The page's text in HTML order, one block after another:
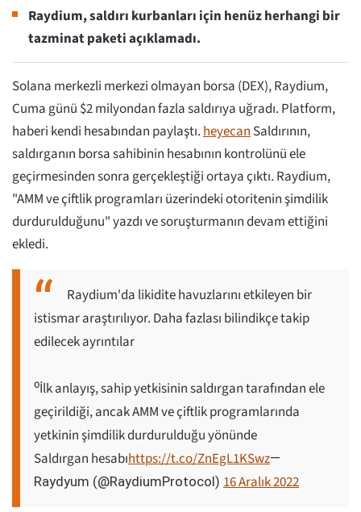
Raydium, saldırı kurbanları için henüz herhangi bir
tazminat paketi açıklamadı.
Solana merkezli merkezi olmayan borsa (DEX), Raydium,
Cuma günü $2 milyondan fazla saldırıya uğradı. Platform,
haberi kendi hesabından paylaştı.heyecanSaldırının,
saldırganın borsa sahibinin hesabının kontrolünü ele
geçirmesinden sonra gerçekleştiği ortaya çıktı. Raydium,
"AMM ve çiftlik programları üzerindeki otoritenin şimdilik
durdurulduğunu" yazdı ve soruşturmanın devam ettiğini
ekledi.
Raydium'da likidite havuzlarını etkileyen bir
istismar araştırılıyor. Daha fazlası bilindikçe takip
edilecek ayrıntılar
⁰İlk anlayış, sahip yetkisinin saldırgan tarafından ele
geçirildiği, ancak AMM ve çiftlik programlarında
yetkinin şimdilik durdurulduğu yönünde
Saldırgan hesabıhttps://t.co/ZnEgL1KSwz—
Raydyum (@RaydiumProtocol) 16 Aralık 2022